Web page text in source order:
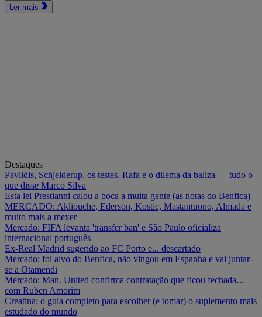
Ler mais
Destaques
Pavlidis, Schjelderup, os testes, Rafa e o dilema da baliza — tudo o
que disse Marco Silva
Esta lei Prestianni calou a boca a muita gente (as notas do Benfica)
MERCADO: Akliouche, Ederson, Kostic, Mastantuono, Almada e
muito mais a mexer
Mercado: FIFA levanta 'transfer ban' e São Paulo oficializa
internacional português
Ex-Real Madrid sugerido ao FC Porto e... descartado
Mercado: foi alvo do Benfica, não vingou em Espanha e vai juntar-
se a Otamendi
Mercado: Man. United confirma contratação que ficou fechada…
com Ruben Amorim
Creatina: o guia completo para escolher (e tomar) o suplemento mais
estudado do mundo